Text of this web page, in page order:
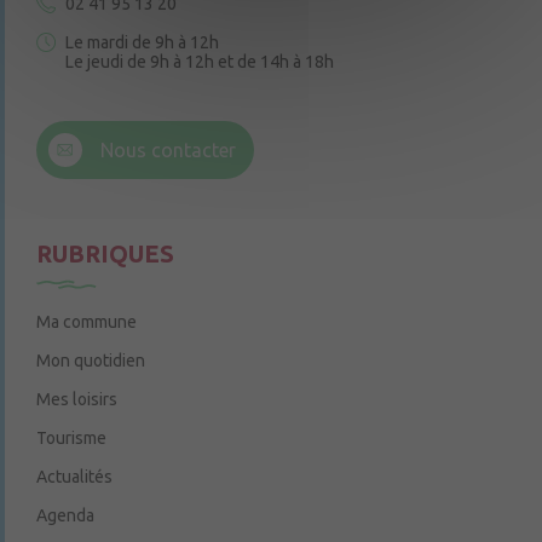
Le mardi de 9h à 12h
Le jeudi de 9h à 12h et de 14h à 18h
Nous contacter
RUBRIQUES
Ma commune
Mon quotidien
Mes loisirs
Tourisme
Actualités
Agenda